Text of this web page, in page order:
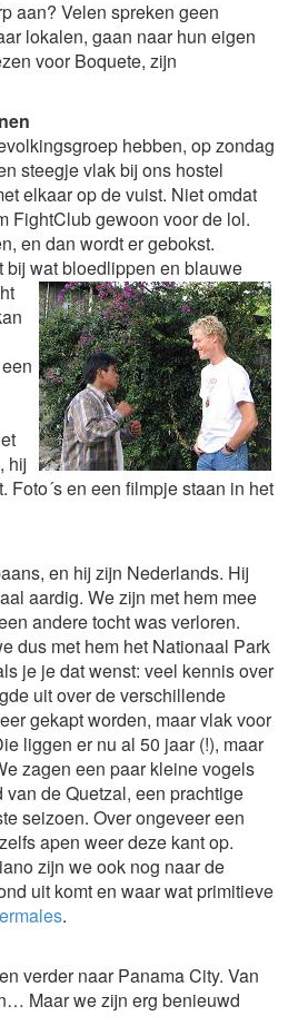
aan? Velen spreken geen
lokalen, gaan naar hun eigen
voor Boquete, zijn
hebben, op zondag
steegje vlak bij ons hostel
elkaar op de vuist. Niet omdat
FightClub gewoon voor de lol.
en dan wordt er gebokst.
bij wat bloedlippen en blauwe
hij
en een filmpje staan in het
en hij zijn Nederlands. Hij
aardig. We zijn met hem mee
andere tocht was verloren.
dus met hem het Nationaal Park
je je dat wenst: veel kennis over
uit over de verschillende
gekapt worden, maar vlak voor
liggen er nu al 50 jaar (!), maar
zagen een paar kleine vogels
de Quetzal, een prachtige
seizoen. Over ongeveer een
apen weer deze kant op.
zijn we ook nog naar de
uit komt en waar wat primitieve
.
verder naar Panama City. Van
Maar we zijn erg benieuwd